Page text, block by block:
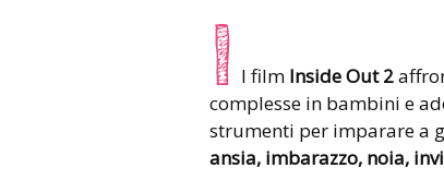
I l film Inside Out 2
complesse in bambini e
strumenti per imparare a
ansia, imbarazzo, noia,